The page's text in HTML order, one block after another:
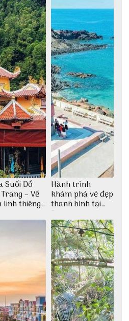
Suối Đổ
– Về
linh thiêng
định
Hành trình
khám phá vẻ đẹp
thanh bình tại
Đảo Phú Quý